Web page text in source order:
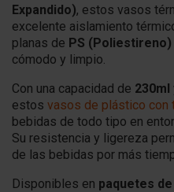
Expandido), estos vasos
excelente aislamiento
planas de PS (Poliestireno)
cómodo y limpio.
Con una capacidad de 230ml
estos vasos de plástico con
bebidas de todo tipo en
Su resistencia y ligereza
de las bebidas por más
Disponibles en paquetes